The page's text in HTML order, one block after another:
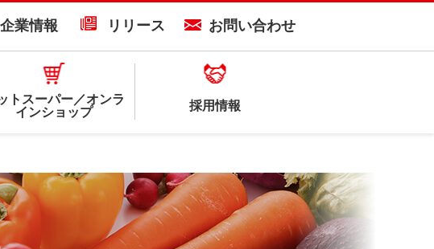
企業情報 リリース お問い合わせ
トスーパー／オンラ
インショップ
採用情報